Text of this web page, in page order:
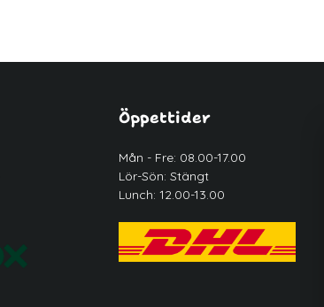
Öppettider
Mån - Fre: 08.00-17.00
Lör-Sön: Stängt
Lunch: 12.00-13.00